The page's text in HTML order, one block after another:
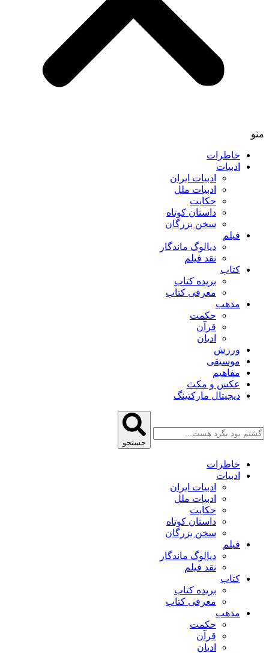
منو
خاطرات
ادبیات
ادبیات ایران
ادبیات ملل
حکایت
داستان کوتاه
سخن بزرگان
فیلم
دیالوگ ماندگار
نقد فیلم
کتاب
بریده کتاب
معرفی کتاب
مذهب
حکمت
قرآن
ادیان
ورزش
موسیقی
مفاهیم
عکس و مکث
دیجیتال مارکتینگ
جستجو
خاطرات
ادبیات
ادبیات ایران
ادبیات ملل
حکایت
داستان کوتاه
سخن بزرگان
فیلم
دیالوگ ماندگار
نقد فیلم
کتاب
بریده کتاب
معرفی کتاب
مذهب
حکمت
قرآن
ادیان